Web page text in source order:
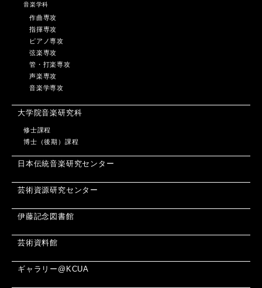
音楽学科
作曲専攻
指揮専攻
ピアノ専攻
弦楽専攻
管・打楽専攻
声楽専攻
音楽学専攻
大学院音楽研究科
修士課程
博士（後期）課程
日本伝統音楽研究センター
芸術資源研究センター
伊藤記念図書館
芸術資料館
ギャラリー@KCUA